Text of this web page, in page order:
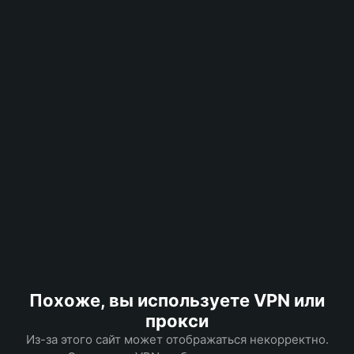
Похоже, вы используете VPN или
прокси
Из-за этого сайт может отображаться некорректно.